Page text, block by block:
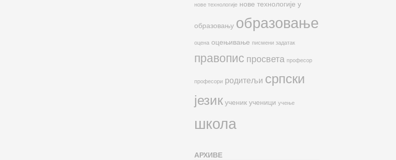
нове технологије нове технологије у
образовању образовање
оцена оцењивање писмени задатак
правопис просвета професор
професори родитељи српски
језик ученик ученици учење
школа
АРХИВЕ